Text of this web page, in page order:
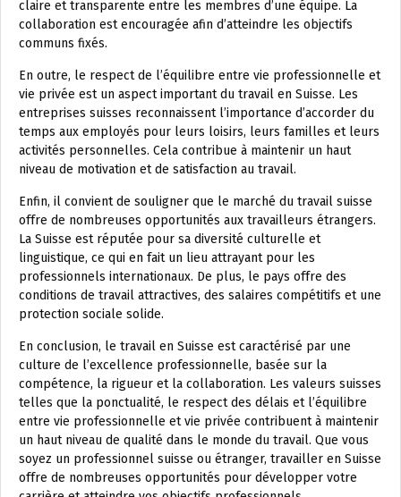
claire et transparente entre les membres d’une équipe. La
collaboration est encouragée afin d’atteindre les objectifs
communs fixés.
En outre, le respect de l’équilibre entre vie professionnelle et
vie privée est un aspect important du travail en Suisse. Les
entreprises suisses reconnaissent l’importance d’accorder du
temps aux employés pour leurs loisirs, leurs familles et leurs
activités personnelles. Cela contribue à maintenir un haut
niveau de motivation et de satisfaction au travail.
Enfin, il convient de souligner que le marché du travail suisse
offre de nombreuses opportunités aux travailleurs étrangers.
La Suisse est réputée pour sa diversité culturelle et
linguistique, ce qui en fait un lieu attrayant pour les
professionnels internationaux. De plus, le pays offre des
conditions de travail attractives, des salaires compétitifs et une
protection sociale solide.
En conclusion, le travail en Suisse est caractérisé par une
culture de l’excellence professionnelle, basée sur la
compétence, la rigueur et la collaboration. Les valeurs suisses
telles que la ponctualité, le respect des délais et l’équilibre
entre vie professionnelle et vie privée contribuent à maintenir
un haut niveau de qualité dans le monde du travail. Que vous
soyez un professionnel suisse ou étranger, travailler en Suisse
offre de nombreuses opportunités pour développer votre